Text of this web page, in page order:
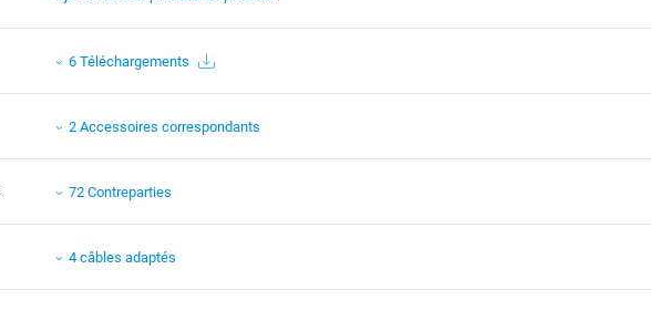
6 Téléchargements
2 Accessoires correspondants
72 Contreparties
4 câbles adaptés